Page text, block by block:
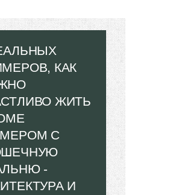
КАК
ЖИТЬ
С
-
И